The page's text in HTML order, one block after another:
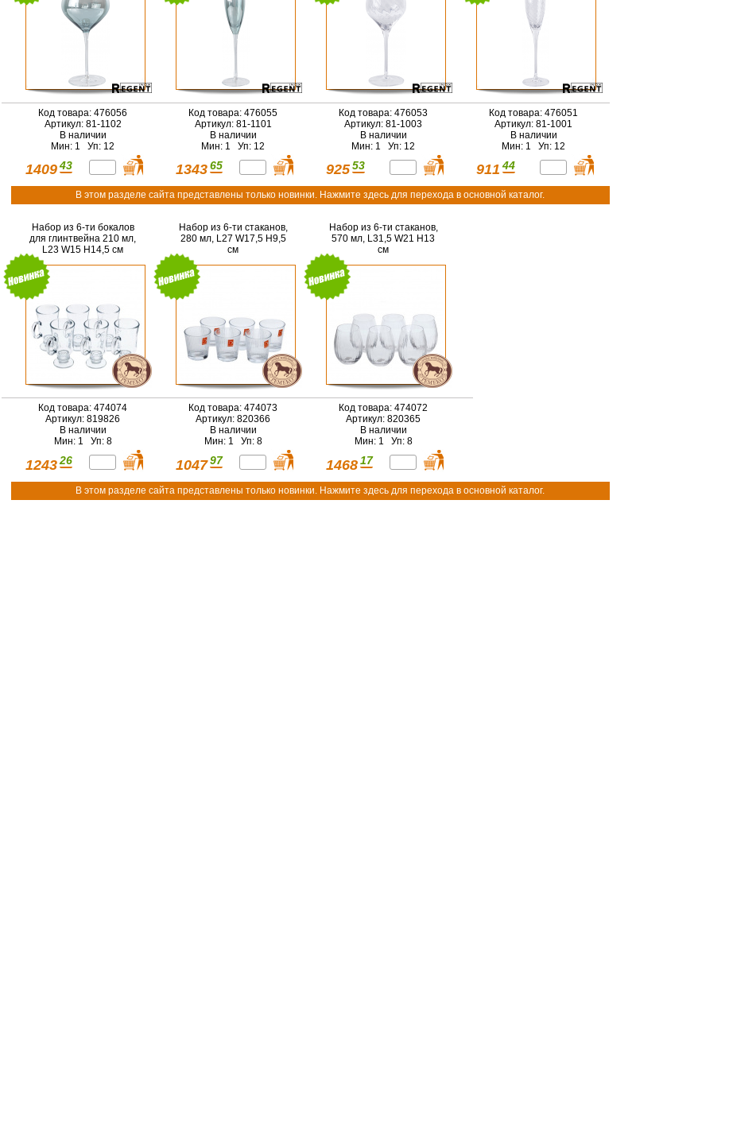
Код товара: 476056
Артикул: 81-1102
В наличии
Мин: 1 Уп: 12
1409 43
Код товара: 476055
Артикул: 81-1101
В наличии
Мин: 1 Уп: 12
1343 65
Код товара: 476053
Артикул: 81-1003
В наличии
Мин: 1 Уп: 12
925 53
Код товара: 476051
Артикул: 81-1001
В наличии
Мин: 1 Уп: 12
911 44
В этом разделе сайта представлены только новинки. Нажмите здесь для перехода в основной каталог.
Набор из 6-ти бокалов
для глинтвейна 210 мл,
L23 W15 H14,5 см
Код товара: 474074
Артикул: 819826
В наличии
Мин: 1 Уп: 8
1243 26
Набор из 6-ти стаканов,
280 мл, L27 W17,5 H9,5
см
Код товара: 474073
Артикул: 820366
В наличии
Мин: 1 Уп: 8
1047 97
Набор из 6-ти стаканов,
570 мл, L31,5 W21 H13
см
Код товара: 474072
Артикул: 820365
В наличии
Мин: 1 Уп: 8
1468 17
В этом разделе сайта представлены только новинки. Нажмите здесь для перехода в основной каталог.